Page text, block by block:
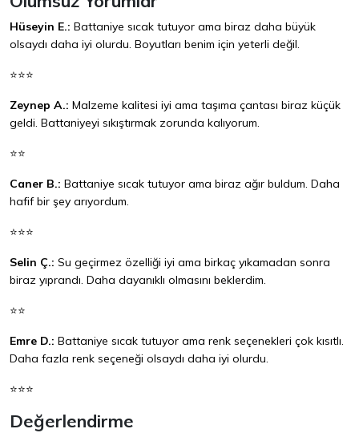
Hüseyin E.: Battaniye sıcak tutuyor ama biraz daha büyük
olsaydı daha iyi olurdu. Boyutları benim için yeterli değil.
⭐⭐⭐
Zeynep A.: Malzeme kalitesi iyi ama taşıma çantası biraz küçük
geldi. Battaniyeyi sıkıştırmak zorunda kalıyorum.
⭐⭐
Caner B.: Battaniye sıcak tutuyor ama biraz ağır buldum. Daha
hafif bir şey arıyordum.
⭐⭐⭐
Selin Ç.: Su geçirmez özelliği iyi ama birkaç yıkamadan sonra
biraz yıprandı. Daha dayanıklı olmasını beklerdim.
⭐⭐
Emre D.: Battaniye sıcak tutuyor ama renk seçenekleri çok kısıtlı.
Daha fazla renk seçeneği olsaydı daha iyi olurdu.
⭐⭐⭐
Değerlendirme